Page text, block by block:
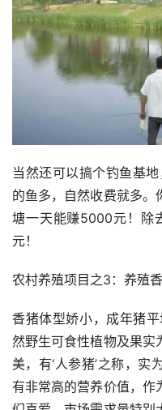
当然还可以搞个钓鱼基
的鱼多，自然收费就多。
塘一天能赚5000元！除
元！
农村养殖项目之3：养殖
香猪体型娇小，成年猪
然野生可食性植物及果实
美，有‘人参猪’之称，
有非常高的营养价值，作